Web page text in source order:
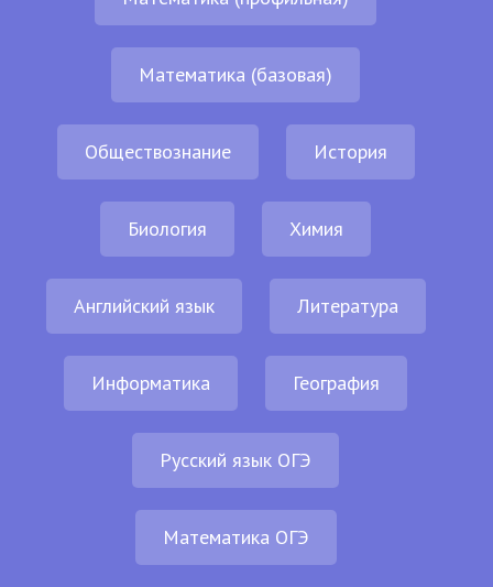
Математика (базовая)
Обществознание История
Биология Химия
Английский язык Литература
Информатика География
Русский язык ОГЭ
Математика ОГЭ